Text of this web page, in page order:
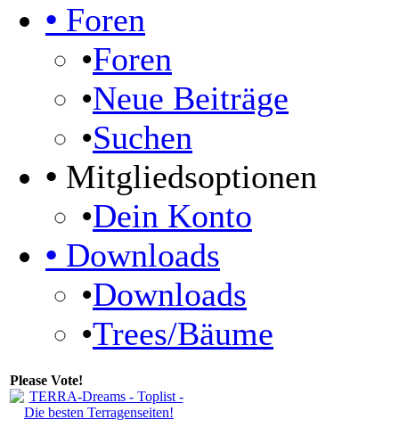
• Foren
•Foren
•Neue Beiträge
•Suchen
• Mitgliedsoptionen
•Dein Konto
• Downloads
•Downloads
•Trees/Bäume
Please Vote!